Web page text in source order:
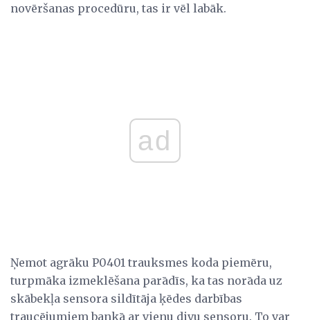
novēršanas procedūru, tas ir vēl labāk.
ad
Ņemot agrāku P0401 trauksmes koda piemēru,
turpmāka izmeklēšana parādīs, ka tas norāda uz
skābekļa sensora sildītāja ķēdes darbības
traucējumiem bankā ar vienu divu sensoru. To var